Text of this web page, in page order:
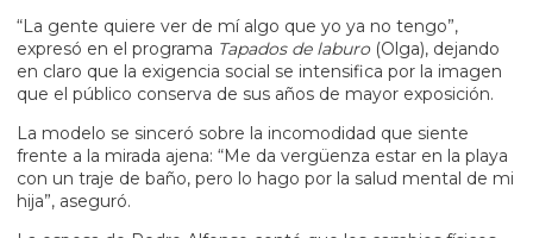
“La gente quiere ver de mí algo que yo ya no tengo”,
expresó en el programa Tapados de laburo(Olga), dejando
en claro que la exigencia social se intensifica por la imagen
que el público conserva de sus años de mayor exposición.
La modelo se sinceró sobre la incomodidad que siente
frente a la mirada ajena: “Me da vergüenza estar en la playa
con un traje de baño, pero lo hago por la salud mental de mi
hija”, aseguró.